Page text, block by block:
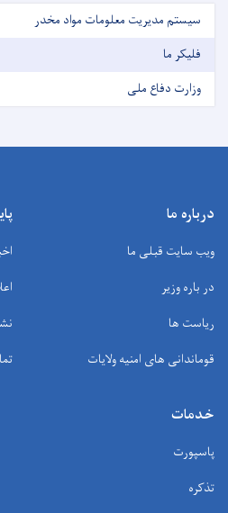
سیستم مدیریت معلومات مواد مخدر
فلیکر ما
وزارت دفاع ملی
درباره ما
ویب سایت قبلی ما
در باره وزیر
ریاست ها
قوماندانی های امنیه ولایات
خدمات
پاسپورت
تذکره